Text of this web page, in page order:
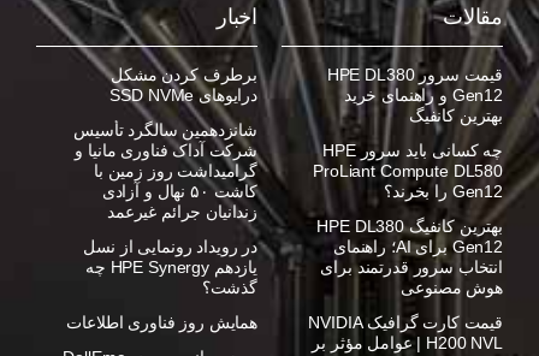
مقالات
قیمت سرور HPE DL380
Gen12 و راهنمای خرید
بهترین کانفیگ
چه کسانی باید سرور HPE
ProLiant Compute DL580
Gen12 را بخرند؟
بهترین کانفیگ HPE DL380
Gen12 برای AI؛ راهنمای
انتخاب سرور قدرتمند برای
هوش مصنوعی
قیمت کارت گرافیک NVIDIA
H200 NVL | عوامل مؤثر بر
اخبار
برطرف کردن مشکل
درایوهای SSD NVMe
شانزدهمین سالگرد تأسیس
شرکت آداک فناوری مانیا و
گرامیداشت روز زمین با
کاشت ۵۰ نهال و آزادی
زندانیان جرائم غیرعمد
در رویداد رونمایی از نسل
یازدهم HPE Synergy چه
گذشت؟
همایش روز فناوری اطلاعات